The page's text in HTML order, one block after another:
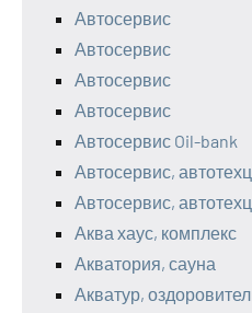
Автосервис
Автосервис
Автосервис
Автосервис
Автосервис Oil-bank
Автосервис,
Автосервис,
Аква хаус, комплекс
Акватория, сауна
Акватур,